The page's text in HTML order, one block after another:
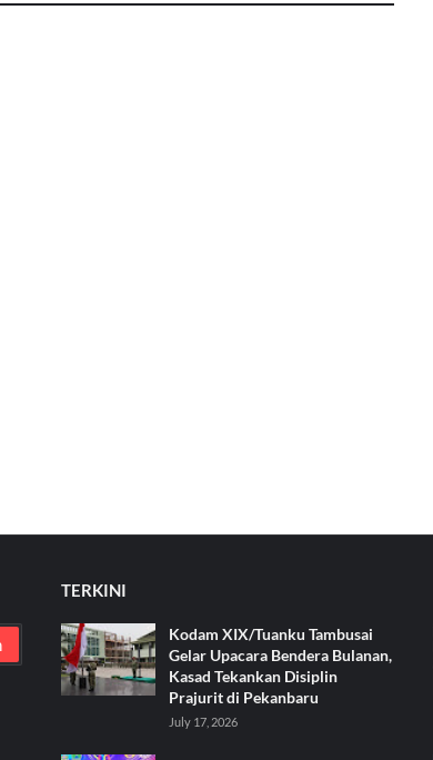
TERKINI
Kodam XIX/Tuanku Tambusai
Gelar Upacara Bendera Bulanan,
Kasad Tekankan Disiplin
Prajurit di Pekanbaru
July 17, 2026